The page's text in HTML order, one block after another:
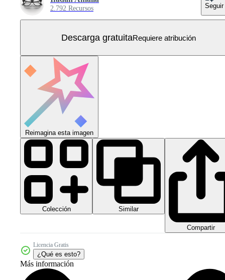
2.792 Recursos Seguir
Descarga gratuitaRequiere atribución
Reimagina esta imagen
Colección Similar
Compartir
Licencia Gratis
¿Qué es esto?
Más información